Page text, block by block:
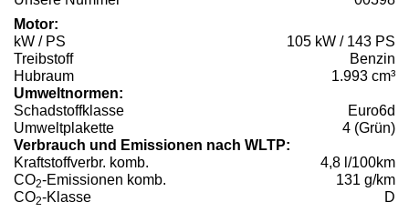
Motor:
kW / PS
105 kW / 143 PS
Treibstoff
Benzin
Hubraum
1.993 cm³
Umweltnormen:
Schadstoffklasse
Euro6d
Umweltplakette
4 (Grün)
Verbrauch und Emissionen nach WLTP:
Kraftstoffverbr. komb.
4,8 l/100km
CO2-Emissionen komb.
131 g/km
CO2-Klasse D